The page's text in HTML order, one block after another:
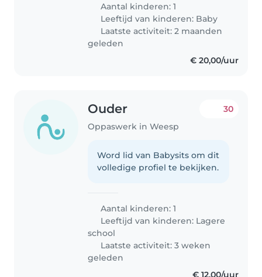
Aantal kinderen: 1
Leeftijd van kinderen: Baby
Laatste activiteit: 2 maanden
geleden
€ 20,00/uur
Ouder
Oppaswerk in Weesp
30
Word lid van Babysits om dit
volledige profiel te bekijken.
Aantal kinderen: 1
Leeftijd van kinderen: Lagere
school
Laatste activiteit: 3 weken
geleden
€ 12,00/uur